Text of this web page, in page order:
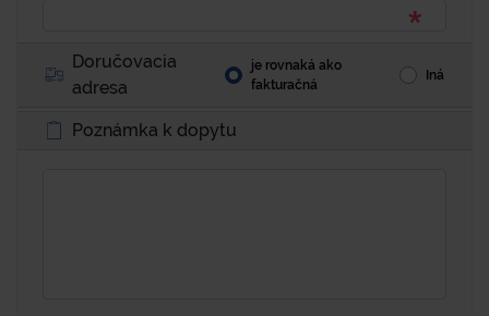
Doručovacia
adresa
je rovnaká ako
fakturačná
Iná
Poznámka k dopytu